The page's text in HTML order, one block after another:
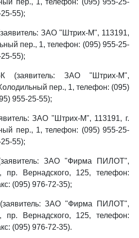
пер., 1, телефон: (095) 955-25-
55);
ЗАО "Штрих-М", 113191,
пер., 1, телефон: (095) 955-25-
55);
(заявитель: ЗАО "Штрих-М",
пер., 1, телефон: (095)
955-25-55);
ЗАО "Штрих-М", 113191, г.
пер., 1, телефон: (095) 955-25-
55);
ЗАО "Фирма ПИЛОТ",
пр. Вернадского, 125, телефон:
(095) 976-72-35);
ЗАО "Фирма ПИЛОТ",
пр. Вернадского, 125, телефон:
(095) 976-72-35).